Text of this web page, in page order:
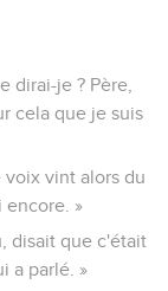
dirai-je ? Père,
cela que je suis
voix vint alors du
encore. »
disait que c'était
a parlé. »